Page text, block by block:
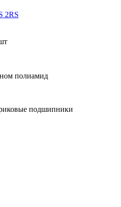
2RS
полиамид
подшипники